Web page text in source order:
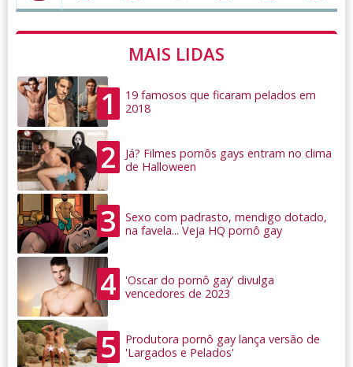
MAIS LIDAS
1
19 famosos que ficaram pelados em
2018
2
Já? Filmes pornôs gays entram no clima
de Halloween
3
Sexo com padrasto, mendigo dotado,
na favela... Veja HQ pornô gay
4
'Oscar do pornô gay' divulga
vencedores de 2023
5
Produtora pornô gay lança versão de
'Largados e Pelados'